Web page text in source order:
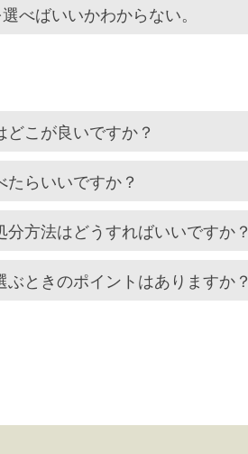
べばいいかわからない。
こが良いですか？
らいいですか？
分方法はどうすればいいですか？
ぶときのポイントはありますか？